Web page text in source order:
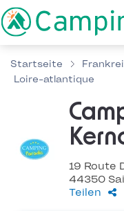
Startseite
Loire-atlantique
19 Route
44350
Teilen